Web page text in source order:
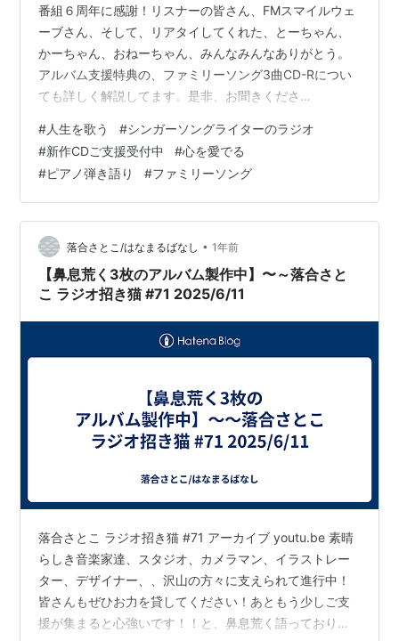
番組６周年に感謝！リスナーの皆さん、FMスマイルウェ
ーブさん、そして、リアタイしてくれた、とーちゃん、
かーちゃん、おねーちゃん、みんなみんなありがとう。
アルバム支援特典の、ファミリーソング3曲CD-Rについ
ても詳しく解説してます。是非、お聞きくださ
FMスマイルウェーブhttp://www.sw897.jp/🎂今月のお誕
生月サポーター：アミーゴまさこさん😊㊗️番組６周年記
念サポーター：信州のkoikiさん😘㊗️番組６周年記念サポ
ーター＆🎂お誕生月サポーター：どぶ猫大好きさん☺️☘️
企業スポンサー田口ピアノ工房 http://taguchipia…
#人生を歌う #シンガーソングライターのラジオ
#新作CDご支援受付中 #心を愛でる
#ピアノ弾き語り #ファミリーソング
落合さとこ/はなまるばなし • 1年前
【鼻息荒く3枚のアルバム製作中】〜～落合さと
こ ラジオ招き猫 #71 2025/6/11
落合さとこ ラジオ招き猫 #71 アーカイブ youtu.be 素晴
らしき音楽家達、スタジオ、カメラマン、イラストレー
ター、デザイナー、、沢山の方々に支えられて進行中！
皆さんもぜひお力を貸してください！あともう少しご支
援が集まると心強いです！！と、鼻息荒く語っておりま